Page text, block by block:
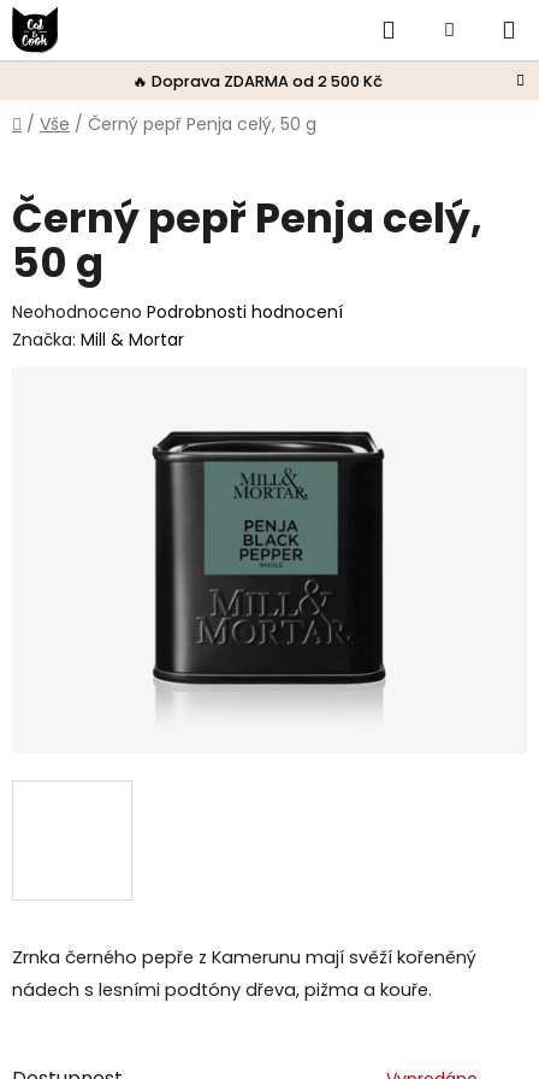
Přejít
na
obsah
🔥 Doprava ZDARMA od 2 500 Kč
HledatNákupní
košík
Domů
/ Vše / Černý pepř Penja celý, 50 g
Zrnka černého pepře z Kamerunu mají svěží kořeněný
nádech s lesními podtóny dřeva, pižma a kouře.
Černý pepř Penja celý,
50 g
Průměrné
hodnocení
Neohodnoceno Podrobnosti hodnocení
Značka: Mill & Mortar